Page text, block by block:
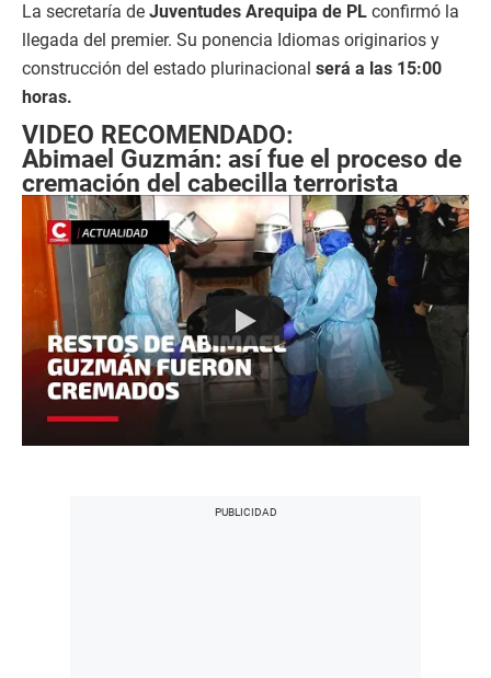
La secretaría de Juventudes Arequipa de PL confirmó la
llegada del premier. Su ponencia Idiomas originarios y
construcción del estado plurinacional será a las 15:00
horas.
VIDEO RECOMENDADO:
Abimael Guzmán: así fue el proceso de
cremación del cabecilla terrorista